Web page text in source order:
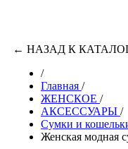
← НАЗАД К
/
Главная /
ЖЕНСКОЕ /
АКСЕССУАРЫ /
Сумки и
Женская модная